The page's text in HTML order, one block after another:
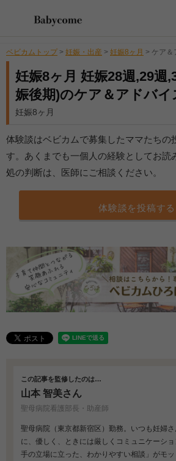
ベビカムトップ > 妊娠・出産 > 妊娠8ヶ月 > ケア＆
妊娠8ヶ月 妊娠28週,29週
娠後期)のケア＆アドバイ
妊娠8ヶ月
体験談はベビカムで募集したママたちの
す。あくまでも一個人の経験としてお読
処の判断は、医師にご相談ください。
体験談を投稿する
この記事を監修したのは…
山本 智美さん
聖母病院看護部長・助産師
聖母病院（東京都新宿区）勤務。いつも妊婦
に、優しく、ときには厳しくコミュニケーシ
手の立場に立った、わかりやすい相談」がモ